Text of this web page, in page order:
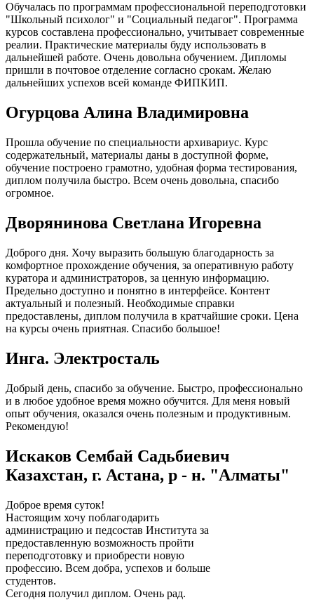
Обучалась по программам профессиональной переподготовки
"Школьный психолог" и "Социальный педагог". Программа
курсов составлена профессионально, учитывает современные
реалии. Практические материалы буду использовать в
дальнейшей работе. Очень довольна обучением. Дипломы
пришли в почтовое отделение согласно срокам. Желаю
дальнейших успехов всей команде ФИПКИП.
Огурцова Алина Владимировна
Прошла обучение по специальности архивариус. Курс
содержательный, материалы даны в доступной форме,
обучение построено грамотно, удобная форма тестирования,
диплом получила быстро. Всем очень довольна, спасибо
огромное.
Дворянинова Светлана Игоревна
Доброго дня. Хочу выразить большую благодарность за
комфортное прохождение обучения, за оперативную работу
куратора и администраторов, за ценную информацию.
Предельно доступно и понятно в интерфейсе. Контент
актуальный и полезный. Необходимые справки
предоставлены, диплом получила в кратчайшие сроки. Цена
на курсы очень приятная. Спасибо большое!
Инга. Электросталь
Добрый день, спасибо за обучение. Быстро, профессионально
и в любое удобное время можно обучится. Для меня новый
опыт обучения, оказался очень полезным и продуктивным.
Рекомендую!
Искаков Сембай Садьбиевич
Казахстан, г. Астана, р - н. "Алматы"
Доброе время суток!
Настоящим хочу поблагодарить
администрацию и педсостав Института за
предоставленную возможность пройти
переподготовку и приобрести новую
профессию. Всем добра, успехов и больше
студентов.
Сегодня получил диплом. Очень рад.